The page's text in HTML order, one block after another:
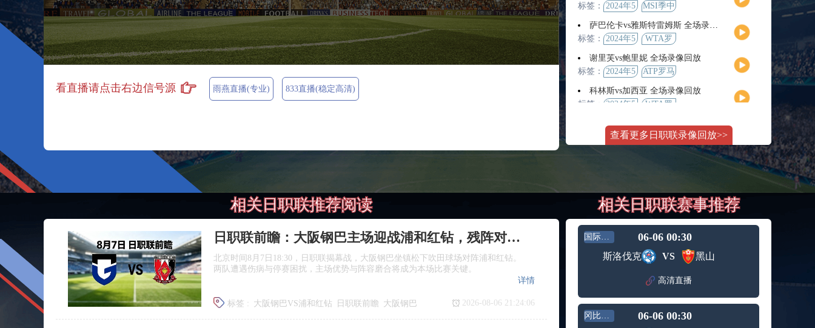
看直播请点击右边信号源 雨燕直播(专业) 833直播(稳定高清)
轮
标签：
2024年5
MSI季中
败者组
萨巴伦卡vs雅斯特雷姆斯 全场录像回放
标签：
2024年5
WTA罗
赛女单
第3轮
谢里芙vs鲍里妮 全场录像回放
标签：
2024年5
ATP罗马
女单第2
轮
科林斯vs加西亚 全场录像回放
标签：
2024年5
WTA罗
赛女单
第3轮
斯维托丽娜vs萨巴伦卡 全场录像回放
2024年5
月14日
WTA罗
马公开
纳波利塔诺vs贾里 全场录像回放
男单第3
轮
标签： 2024年5
月11日
WTA1000
罗马大
师赛第3
轮
WTT沙特大满贯女单半决赛 陈梦vs早田希娜 全场录像回放
标签：
2024年5
月11日
WTT沙
贯女单
蒙泰罗vs凯茨曼诺维奇 全场录像回放
大师赛
轮
纳尔迪vs鲁内 全场录像回放
标签： 2024年5
月12日
ATP罗马
大师赛
男单第2
萨卡里vs加里宁娜 全场录像回放
查看更多日职联录像回放>>
相关日职联推荐阅读
日职联前瞻：大阪钢巴主场迎战浦和红钻，残阵对决看点十足
北京时间8月7日18:30，日职联揭幕战，大阪钢巴坐镇松下吹田球场对阵浦和红钻。
两队遭遇伤病与停赛困扰，主场优势与阵容磨合将成为本场比赛关键。
标签 : 大阪钢巴VS浦和红钻 日职联前瞻 大阪钢巴
浦和红钻
详情
2026-08-06 21:24:06
相关日职联赛事推荐
国际友谊 06-06 00:30
斯洛伐克 VS 黑山
高清直播
冈比亚超 06-06 00:30